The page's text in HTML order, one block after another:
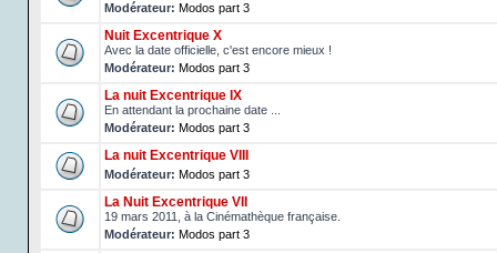
Modérateur: Modos part 3
Nuit Excentrique X
Avec la date officielle, c'est encore mieux !
Modérateur: Modos part 3
La nuit Excentrique IX
En attendant la prochaine date ...
Modérateur: Modos part 3
La nuit Excentrique VIII
Modérateur: Modos part 3
La Nuit Excentrique VII
19 mars 2011, à la Cinémathèque française.
Modérateur: Modos part 3